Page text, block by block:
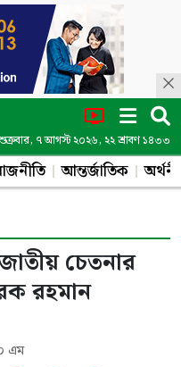
৭ আগস্ট ২০২৬, ২২ শ্রাবণ ১৪৩৩
আন্তর্জাতিক
চেতনার
রহমান
এম